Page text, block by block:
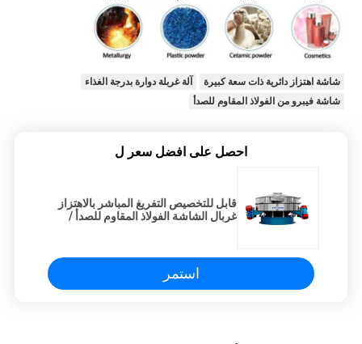
شاشة اهتزاز دائرية ذات سعة كبيرة
آلة غربلة دوارة بدرجة الغذاء
شاشة فيبرو من الفولاذ المقاوم للصدأ
احصل على افضل سعر ل
قابل للتخصيص التفريغ المباشر بالاهتزاز
غربال الشاشة الفولاذ المقاوم للصدأ /
استمر